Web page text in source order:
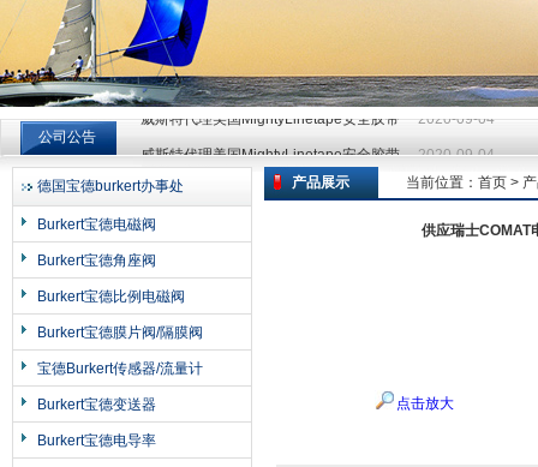
上海申思特自动化设备有限公司
公司公告
威斯特代理美国MightyLinetape安全胶带 2020-09-04
威斯特代理美国MightyLinetape安全胶带 2020-09-04
德国宝德burkert办事处
Burkert宝德电磁阀
Burkert宝德角座阀
Burkert宝德比例电磁阀
Burkert宝德膜片阀/隔膜阀
宝德Burkert传感器/流量计
Burkert宝德变送器
Burkert宝德电导率
产品展示 当前位置： 首页 >
供应瑞士COMAT
点击放大